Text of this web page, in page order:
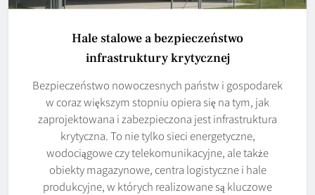
Hale stalowe a bezpieczeństwo
infrastruktury krytycznej
Bezpieczeństwo nowoczesnych państw i gospodarek
w coraz większym stopniu opiera się na tym, jak
zaprojektowana i zabezpieczona jest infrastruktura
krytyczna. To nie tylko sieci energetyczne,
wodociągowe czy telekomunikacyjne, ale także
obiekty magazynowe, centra logistyczne i hale
produkcyjne, w których realizowane są kluczowe